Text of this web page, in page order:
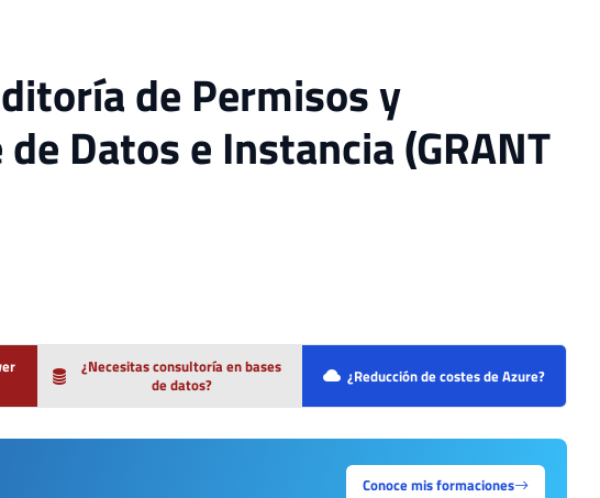
de Permisos y
Datos e Instancia (GRANT
¿Necesitas consultoría en bases
de datos?
¿Reducción de costes de Azure?
Conoce mis formaciones